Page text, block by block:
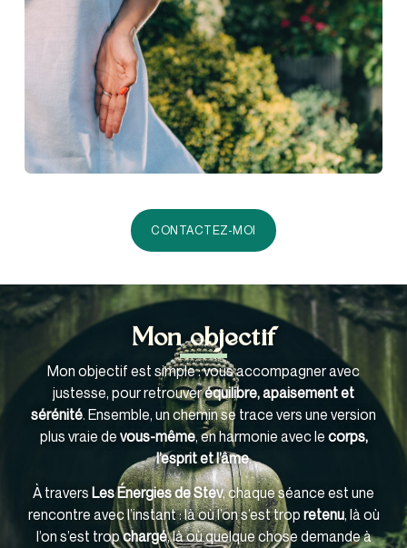
CONTACTEZ-MOI
Mon objectif
Mon objectif est simple : vous accompagner avec
justesse, pour retrouveréquilibre, apaisement et
sérénité. Ensemble, un chemin se trace vers une version
plus vraie de vous-même, en harmonie avec le corps,
l’esprit et l’âme.
À travers Les Énergies de Stev, chaque séance est une
rencontre avec l’instant : là où l’on s’est trop retenu, là où
l’on s’est tropchargé, là où quelque chose demande à